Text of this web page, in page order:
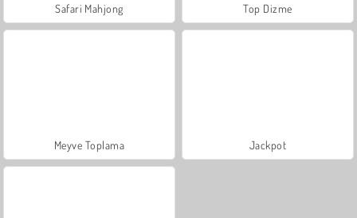
Safari Mahjong Top Dizme
Meyve Toplama Jackpot